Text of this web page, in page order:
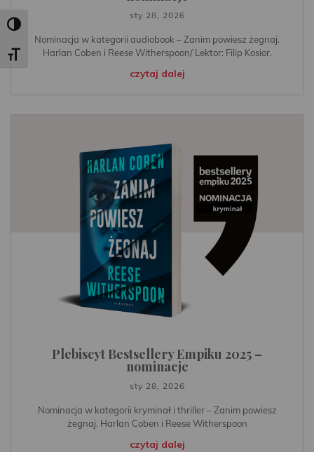
Toggle High Contrast
Toggle Font size
sty 28, 2026
Nominacja w kategorii audiobook – Zanim powiesz żegnaj.
Harlan Coben i Reese Witherspoon/ Lektor: Filip Kosior.
czytaj dalej
Plebiscyt Bestsellery Empiku 2025 –
nominacje
sty 28, 2026
Nominacja w kategorii kryminał i thriller – Zanim powiesz
żegnaj. Harlan Coben i Reese Witherspoon
czytaj dalej